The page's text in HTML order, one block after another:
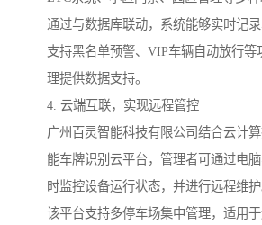
通过与数据库联动，系统能够实时记录
支持黑名单预警、VIP车辆自动放行等
理提供数据支持。
4. 云端互联，实现远程管控
广州百灵智能科技有限公司结合云计
能车牌识别云平台，管理者可通过电
时监控设备运行状态，并进行远程维护
该平台支持多停车场集中管理，适用